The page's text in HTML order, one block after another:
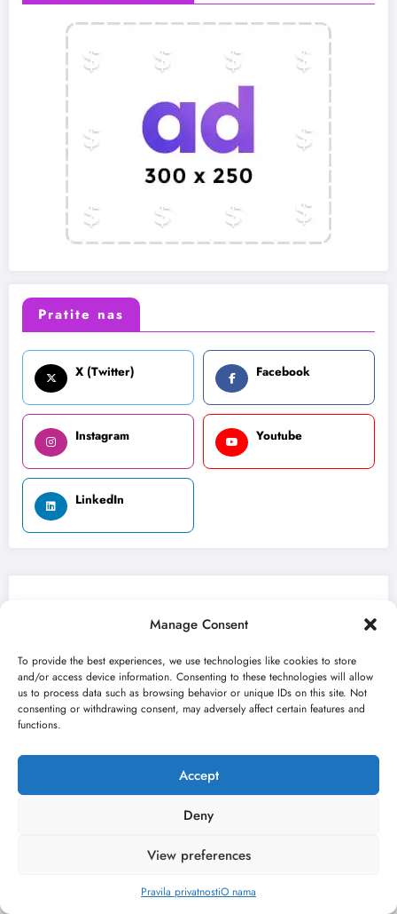
Manage Consent
To provide the best experiences, we use technologies like cookies to store
and/or access device information. Consenting to these technologies will allow
us to process data such as browsing behavior or unique IDs on this site. Not
consenting or withdrawing consent, may adversely affect certain features and
functions.
Accept
Deny
View preferences
Pravila privatnostiO nama
Pratite nas
X (Twitter) Facebook
Instagram Youtube
LinkedIn
Možda ste propustili
FESTIVALI VESTI